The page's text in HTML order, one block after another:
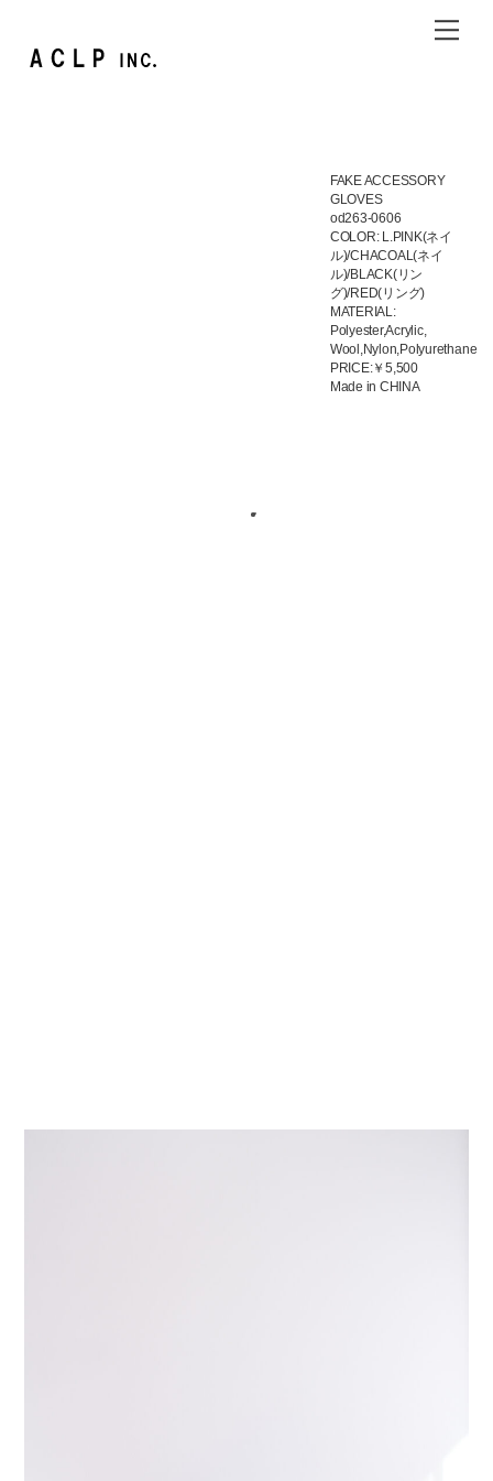
FAKE ACCESSORY
GLOVES
od263-0606
COLOR: L.PINK(ネイ
ル)/CHACOAL(ネイ
ル)/BLACK(リン
グ)/RED(リング)
MATERIAL:
Polyester,Acrylic,
Wool,Nylon,Polyurethane
PRICE:￥5,500
Made in CHINA